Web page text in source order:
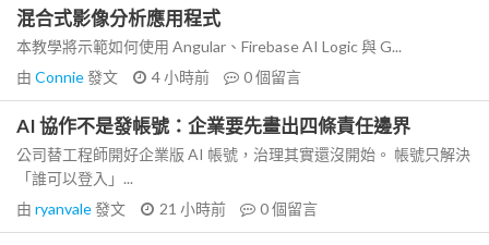
混合式影像分析應用程式
本教學將示範如何使用 Angular、Firebase AI Logic 與 G...
由 Connie發文 4 小時前 0個留言
AI 協作不是發帳號：企業要先畫出四條責任邊界
公司替工程師開好企業版 AI 帳號，治理其實還沒開始。 帳號只解決
「誰可以登入」...
由 ryanvale發文 21 小時前 0個留言